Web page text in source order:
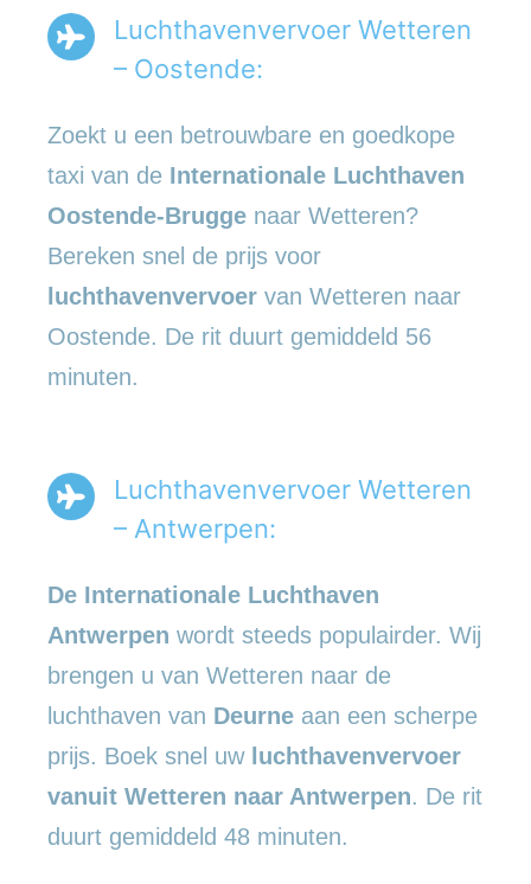
Luchthavenvervoer Wetteren
– Oostende:
Zoekt u een betrouwbare en goedkope
taxi van de Internationale Luchthaven
Oostende-Brugge naar Wetteren?
Bereken snel de prijs voor
luchthavenvervoer van Wetteren naar
Oostende. De rit duurt gemiddeld 56
minuten.
Luchthavenvervoer Wetteren
– Antwerpen:
De Internationale Luchthaven
Antwerpen wordt steeds populairder. Wij
brengen u van Wetteren naar de
luchthaven van Deurne aan een scherpe
prijs. Boek snel uw luchthavenvervoer
vanuit Wetteren naar Antwerpen. De rit
duurt gemiddeld 48 minuten.